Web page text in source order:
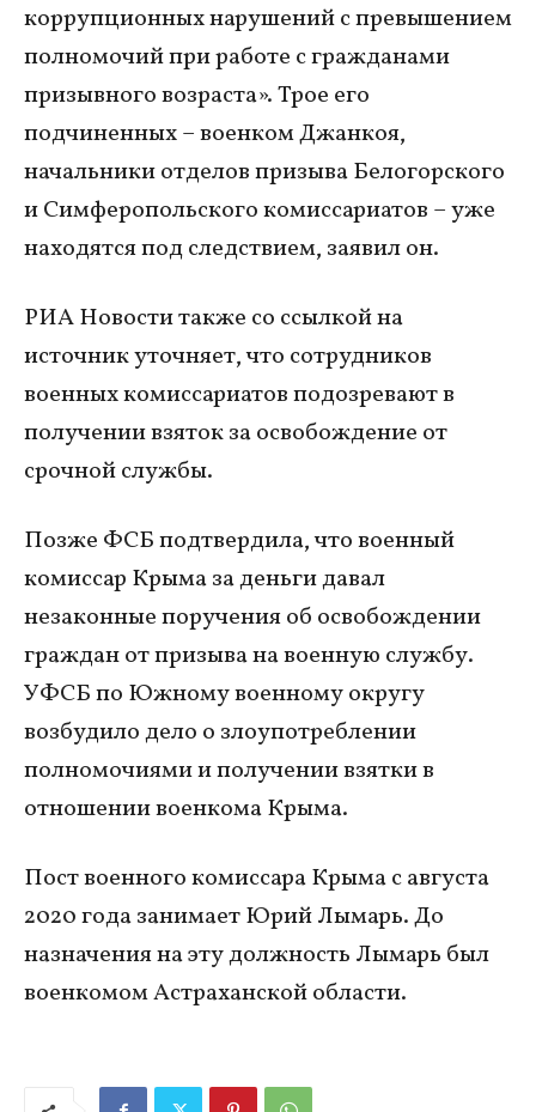
коррупционных нарушений с превышением
полномочий при работе с гражданами
призывного возраста». Трое его
подчиненных – военком Джанкоя,
начальники отделов призыва Белогорского
и Симферопольского комиссариатов – уже
находятся под следствием, заявил он.
РИА Новости также со ссылкой на
источник уточняет, что сотрудников
военных комиссариатов подозревают в
получении взяток за освобождение от
срочной службы.
Позже ФСБ подтвердила, что военный
комиссар Крыма за деньги давал
незаконные поручения об освобождении
граждан от призыва на военную службу.
УФСБ по Южному военному округу
возбудило дело о злоупотреблении
полномочиями и получении взятки в
отношении военкома Крыма.
Пост военного комиссара Крыма с августа
2020 года занимает Юрий Лымарь. До
назначения на эту должность Лымарь был
военкомом Астраханской области.